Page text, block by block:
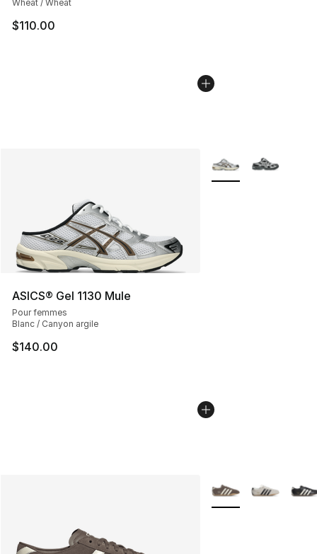
Wheat / Wheat
$110.00
ASICS® Gel 1130 Mule
Pour femmes
Blanc / Canyon argile
$140.00
Plus de couleurs
Plus de couleurs